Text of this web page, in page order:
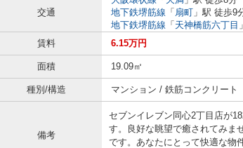
交通
地下鉄堺筋線 「 扇町 」駅 徒歩9
地下鉄堺筋線 「 天神橋筋六丁目
賃料
6.15万円
面積 19.09㎡
種別/構造 マンション / 鉄筋コンクリート
備考
セブンイレブン同心2丁目店が
す。良好な眺望で癒されてみま
です。あなたにとって快適な物